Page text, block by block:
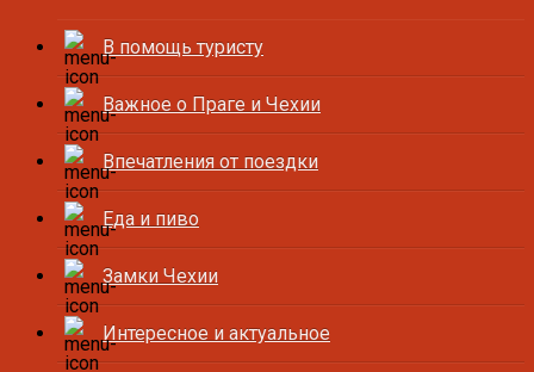
В помощь туристу
Важное о Праге и Чехии
Впечатления от поездки
Еда и пиво
Замки Чехии
Интересное и актуальное